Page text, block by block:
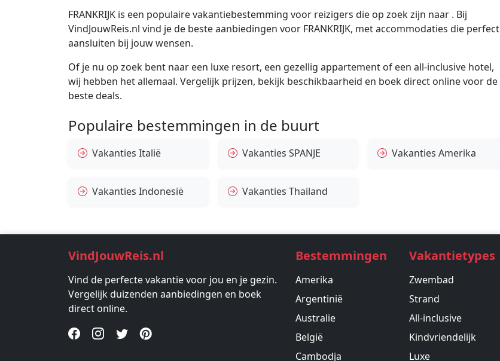
FRANKRIJK is een populaire vakantiebestemming voor reizigers die op zoek zijn naar . Bij
VindJouwReis.nl vind je de beste aanbiedingen voor FRANKRIJK, met accommodaties die perfect
aansluiten bij jouw wensen.
Of je nu op zoek bent naar een luxe resort, een gezellig appartement of een all-inclusive hotel,
wij hebben het allemaal. Vergelijk prijzen, bekijk beschikbaarheid en boek direct online voor de
beste deals.
Populaire bestemmingen in de buurt
Vakanties Italië Vakanties SPANJE Vakanties Amerika
Vakanties Indonesië Vakanties Thailand
VindJouwReis.nl
Vind de perfecte vakantie voor jou en je gezin.
Vergelijk duizenden aanbiedingen en boek
direct online.
Bestemmingen
Amerika
Argentinië
Australie
België
Cambodja
Vakantietypes
Zwembad
Strand
All-inclusive
Kindvriendelijk
Luxe